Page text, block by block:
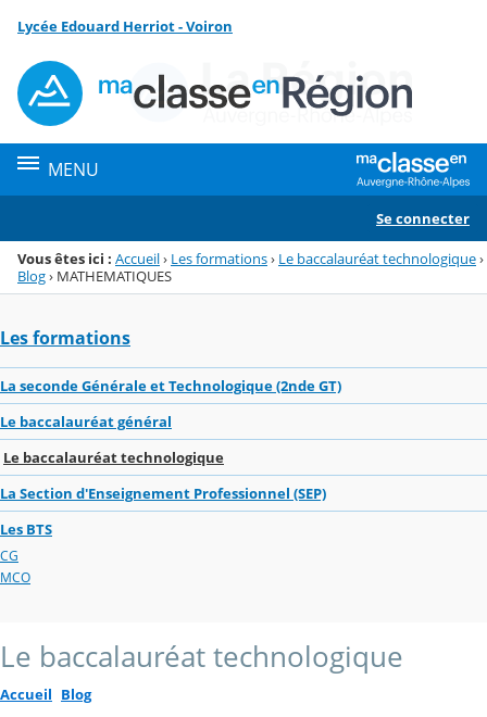
Menu de la rubrique
Contenu
Lycée Edouard Herriot - Voiron
MENU
Se connecter
Vous êtes ici : Accueil› Les formations› Le baccalauréat technologique›
Blog› MATHEMATIQUES
Les formations
La seconde Générale et Technologique (2nde GT)
Le baccalauréat général
Le baccalauréat technologique
La Section d'Enseignement Professionnel (SEP)
Les BTS
CG
MCO
Le baccalauréat technologique
Accueil Blog